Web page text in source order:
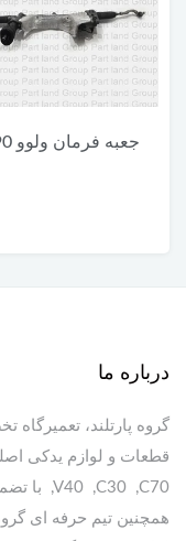
گاردان ولوو XC90
درباره ما
گروه پارتلند،
,V40 ,C30 ,C70 با تضمین کیفیت و بهترین قیمت می‌باشد.
همچنین تیم حرفه ای